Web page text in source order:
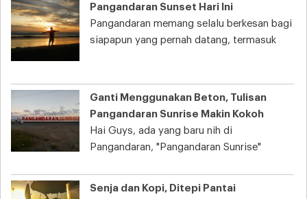
Pangandaran Sunset Hari Ini
Pangandaran memang selalu berkesan bagi
siapapun yang pernah datang, termasuk
Ganti Menggunakan Beton, Tulisan
Pangandaran Sunrise Makin Kokoh
Hai Guys, ada yang baru nih di
Pangandaran, "Pangandaran Sunrise"
Senja dan Kopi, Ditepi Pantai